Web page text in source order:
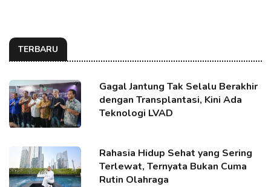
TERBARU
Gagal Jantung Tak Selalu Berakhir
dengan Transplantasi, Kini Ada
Teknologi LVAD
Rahasia Hidup Sehat yang Sering
Terlewat, Ternyata Bukan Cuma
Rutin Olahraga